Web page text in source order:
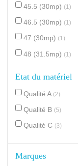
45.5 (30mp) (1)
46.5 (30mp) (1)
47 (30mp) (1)
48 (31.5mp) (1)
Etat du matériel
Qualité A (2)
Qualité B (5)
Qualité C (3)
Marques